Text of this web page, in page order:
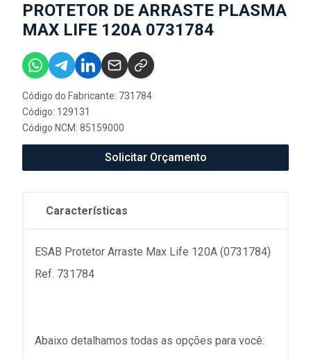
PROTETOR DE ARRASTE PLASMA
MAX LIFE 120A 0731784
Código do Fabricante: 731784
Código: 129131
Código NCM: 85159000
Solicitar Orçamento
Características
ESAB Protetor Arraste Max Life 120A (0731784)
Ref. 731784
Abaixo detalhamos todas as opções para você: